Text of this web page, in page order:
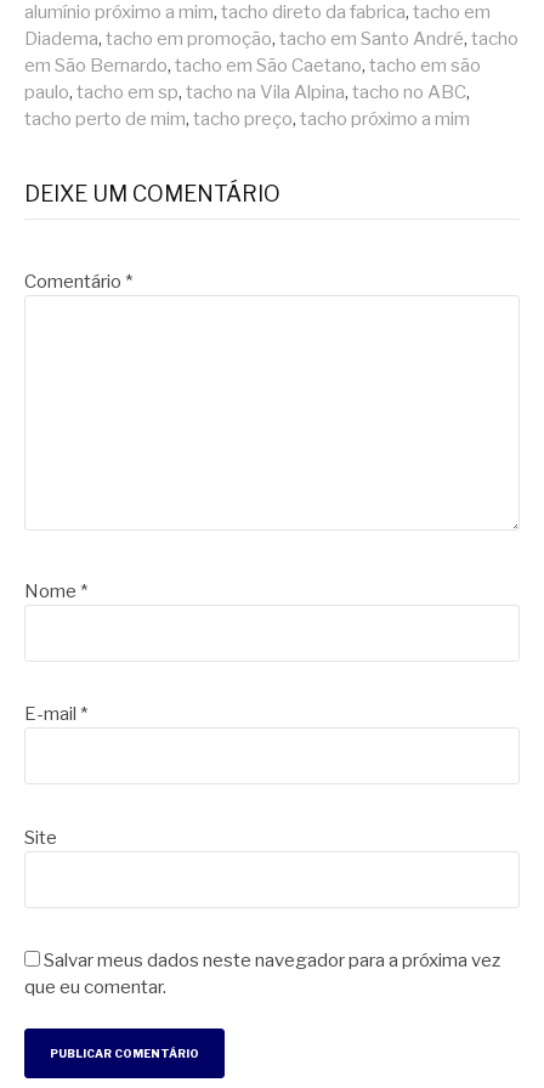
alumínio próximo a mim, tacho direto da fabrica, tacho em
Diadema, tacho em promoção, tacho em Santo André, tacho
em São Bernardo, tacho em São Caetano, tacho em são
paulo, tacho em sp, tacho na Vila Alpina, tacho no ABC,
tacho perto de mim, tacho preço, tacho próximo a mim
DEIXE UM COMENTÁRIO
Comentário *
Nome *
E-mail *
Site
Salvar meus dados neste navegador para a próxima vez
que eu comentar.